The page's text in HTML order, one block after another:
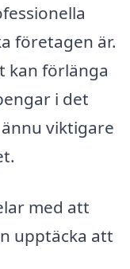
företagen är.
kan förlänga
i det
viktigare
med att
upptäcka att